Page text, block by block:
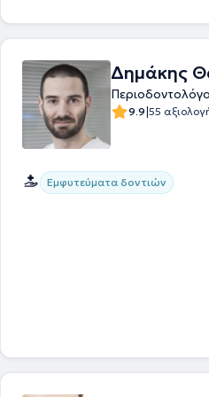
Εκπαιδεύτηκε στο PRGF
και στην Αισθητική
επιστημονική πρόεδρος της
την Ελλάδα του Ιδρύματος
Δημάκης
9.9|55
Εμφυτεύματα δοντιών